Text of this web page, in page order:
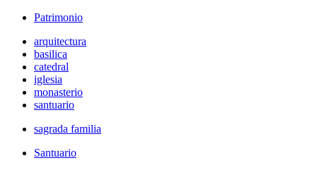
Patrimonio
arquitectura
basilica
catedral
iglesia
monasterio
santuario
sagrada familia
Santuario